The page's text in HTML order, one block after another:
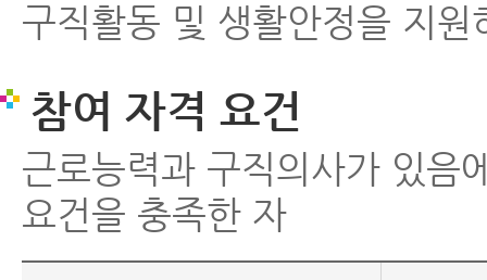
구직활동 및 생활안정을 지원
참여 자격 요건
근로능력과 구직의사가 있음
요건을 충족한 자